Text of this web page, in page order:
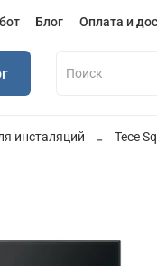
Блог Оплата и
инсталяций Tece